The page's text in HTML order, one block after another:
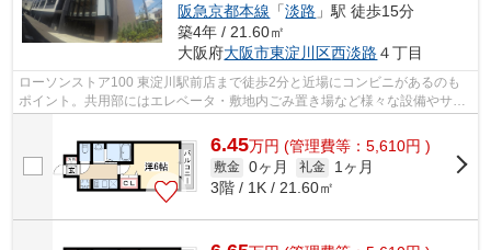
阪急京都本線 「淡路 」駅 徒歩15分
築4年 / 21.60㎡
大阪府大阪市東淀川区西淡路 ４丁目
ローソンストア100 東淀川駅前店まで徒歩2分と近場にコンビニがあるのも
ポイント。共用部にはエレベータ・敷地内ごみ置き場など様々な設備やサー
ビスが揃っているので便利です。眺めの...
6.45万円 (管理費等：5,610円 )
敷金 0ヶ月 礼金
1ヶ月
3階 / 1K / 21.60㎡